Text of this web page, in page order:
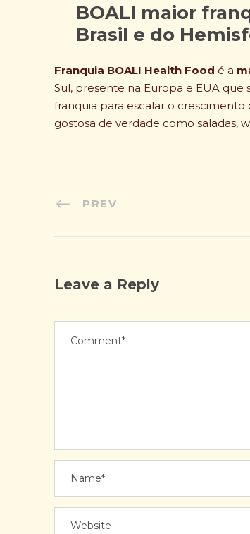
BOALI maior
Brasil e do
Franquia BOALI Health Food é a
Sul, presente na Europa e EUA
franquia para escalar o
gostosa de verdade como saladas,
PREV
Leave a Reply